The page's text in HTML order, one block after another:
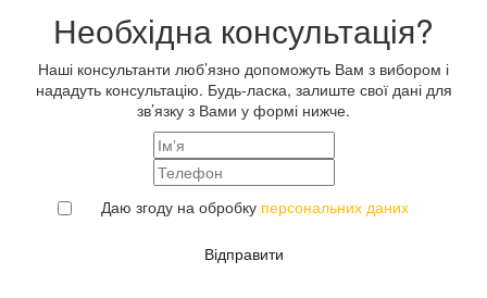
Необхідна консультація?
Наші консультанти люб’язно допоможуть Вам з вибором і
нададуть консультацію. Будь-ласка, залиште свої дані для
зв’язку з Вами у формі нижче.
Даю згоду на обробку персональних даних
Відправити